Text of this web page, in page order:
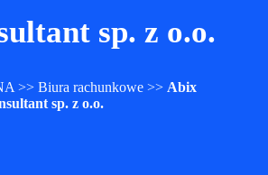
sp. z o.o.
>> Biura rachunkowe>> Abix
sp. z o.o.